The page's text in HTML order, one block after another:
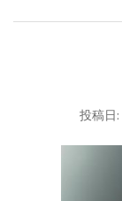
投稿日: